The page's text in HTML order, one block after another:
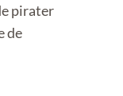
pirater
de